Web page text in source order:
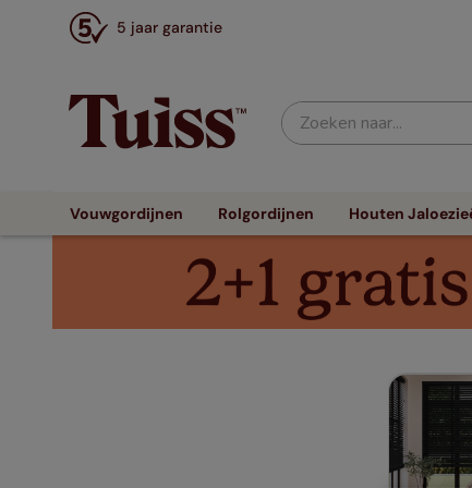
5 jaar garantie
Zoeken naar...
Vouwgordijnen Rolgordijnen Houten